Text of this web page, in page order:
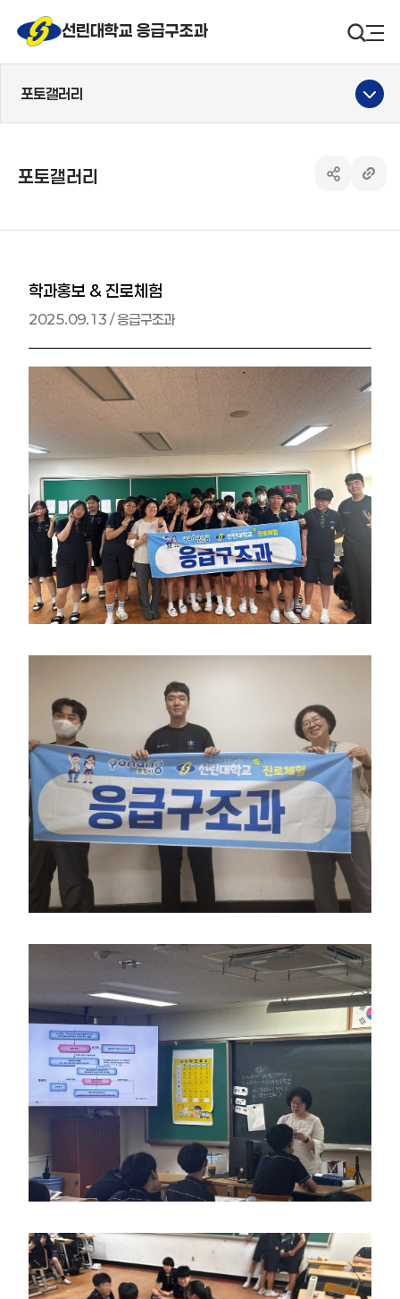
선린대 로고선린대학교 응급구조과 검색사
포토갤러리
포토갤러리 공유하기
링크
학과홍보 & 진로체험
2025.09.13 / 응급구조과